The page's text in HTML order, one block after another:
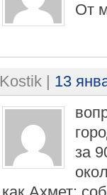
От
Kostik | 13
за